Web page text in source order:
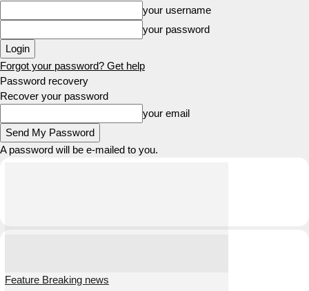
your username
your password
Forgot your password? Get help
Password recovery
Recover your password
your email
A password will be e-mailed to you.
Feature Breaking news